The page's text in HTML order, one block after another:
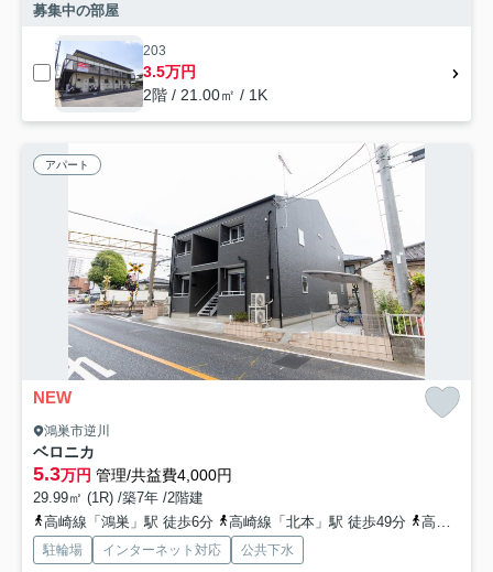
募集中の部屋
203
3.5万円
2階 / 21.00㎡ / 1K
アパート
NEW
鴻巣市逆川
ベロニカ
5.3万円 管理/共益費4,000円
29.99㎡ (1R) /築7年 /2階建
高崎線「鴻巣」駅 徒歩6分
高崎線「北本」駅 徒歩49分 高崎線「北鴻巣」駅 徒歩64分
駐輪場 インターネット対応 公共下水